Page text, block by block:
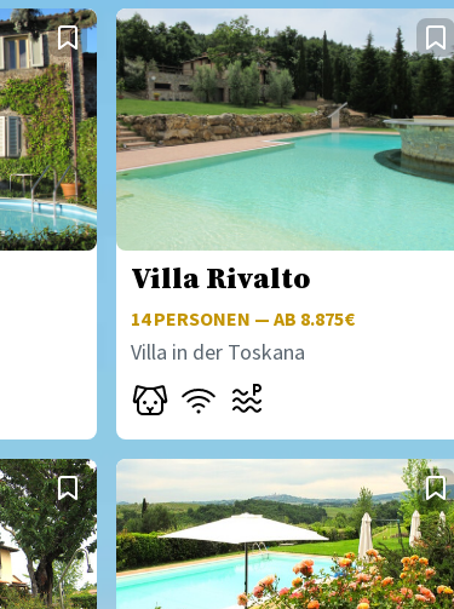
Villa Rivalto
14PERSONEN — AB 8.875€
Villa in der Toskana